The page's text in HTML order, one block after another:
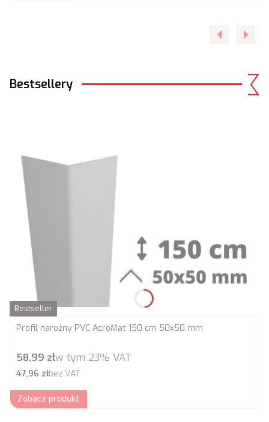
Bestsellery
Bestseller
Profil narożny PVC AcroMat 150 cm 50x50 mm
Cena brutto
58,99 złw tym 23% VAT
Cena netto
47,96 złbez VAT
Zobacz produkt